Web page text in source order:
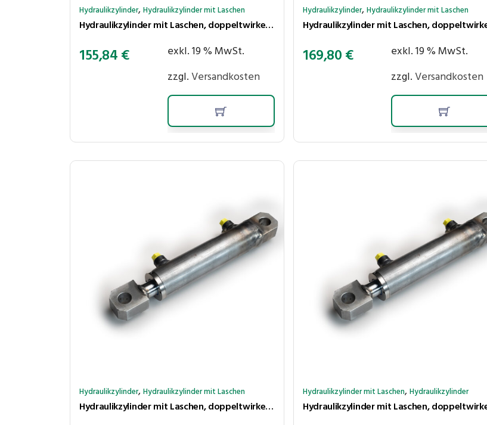
Hydraulikzylinder,Hydraulikzylinder mit Laschen
Hydraulikzylinder mit Laschen, doppeltwirkend, Hub 200 mm, Kolben ⌀40 mm, Stange ⌀25 mm
155,84€
exkl. 19 % MwSt.
zzgl.Versandkosten
Hydraulikzylinder,Hydraulikzylinder mit Laschen
169,80€
exkl. 19 % MwSt.
zzgl.Versandkosten
Hydraulikzylinder,Hydraulikzylinder mit Laschen
Hydraulikzylinder mit Laschen, doppeltwirkend, Hub 500 mm, Kolben ⌀40 mm, Stange ⌀20 mm
Hydraulikzylinder mit Laschen,Hydraulikzylinder